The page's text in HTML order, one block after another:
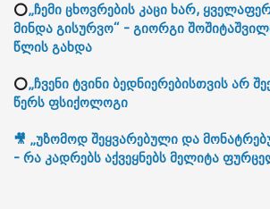
⭕„ჩემი ცხოვრების კაცი ხარ,
მინდა გისურვო“ - გიორგი
წლის გახდა
⭕„ჩვენი ტვინი ბედნიერებისთვის არ
წერს ფსიქოლოგი
🎥 „უზომოდ შეყვარებული და
- რა კადრებს აქვეყნებს მელიტა